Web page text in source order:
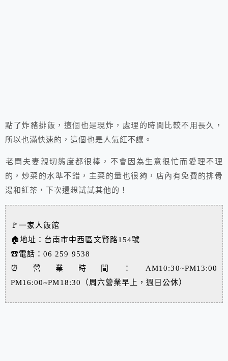
點了炸豬排飯，這個也是現炸，處理的時間比較不用長久，
所以也滿快速的，這個也是人氣紅不讓。
老闆夫妻親切態度都很棒，不會因為生意很忙而愛理不理
的，炒菜的水準不錯，主菜的量也很夠，店內有免費的排骨
湯和紅茶，下次還想試試其他的！
🚩一家人飯館
🏠地址：台南市中西區文賢路154號
☎電話：06 259 9538
⏰營業時間：AM10:30~PM13:00
PM16:00~PM18:30（周六營業早上，週日公休）